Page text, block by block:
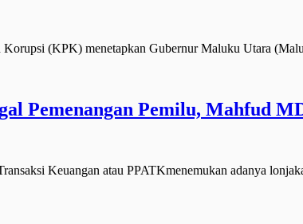
(KPK) menetapkan Gubernur Maluku Utara
Pemenangan Pemilu, Mahfud
Keuangan atau PPATKmenemukan adanya